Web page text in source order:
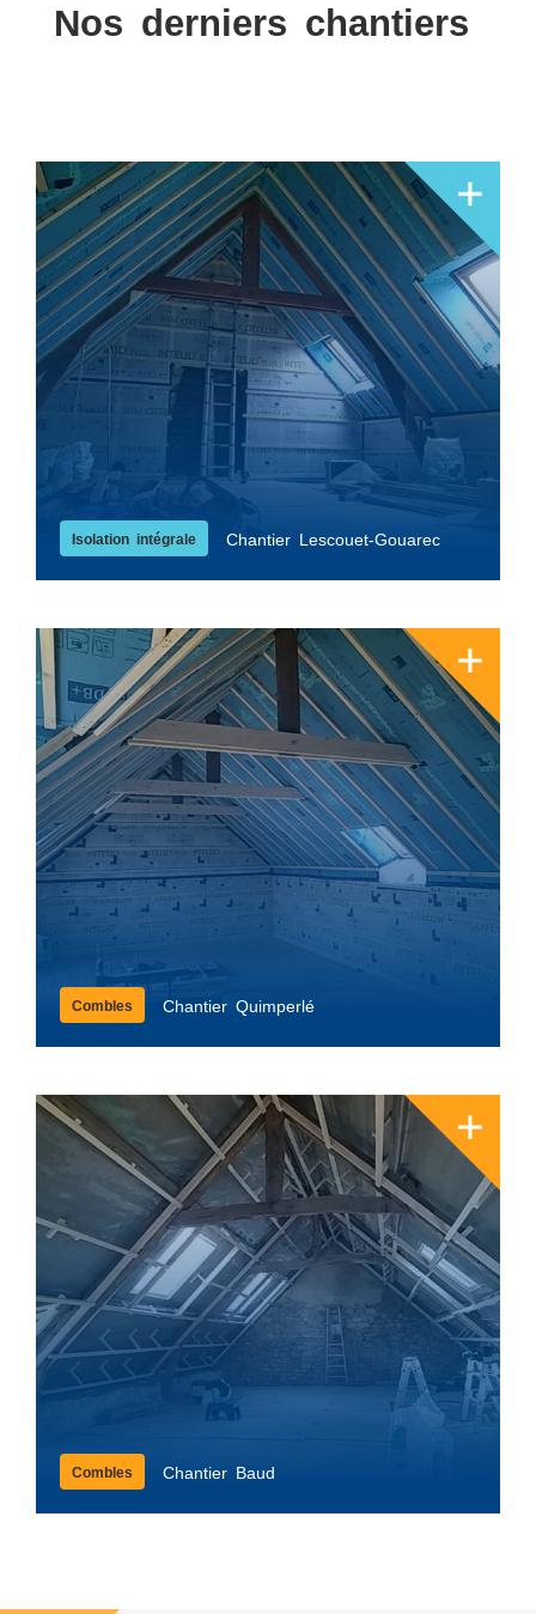
Nos derniers chantiers
Isolation intégrale Chantier Lescouet-Gouarec
Combles Chantier Quimperlé
Combles Chantier Baud